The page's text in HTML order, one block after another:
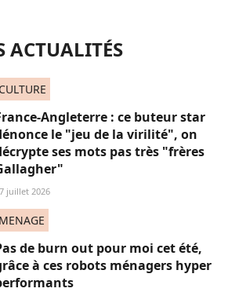
ACTUALITÉS
CULTURE
Angleterre : ce buteur star
le "jeu de la virilité", on
ses mots pas très "frères
juillet 2026
MENAGE
de burn out pour moi cet été,
à ces robots ménagers hyper